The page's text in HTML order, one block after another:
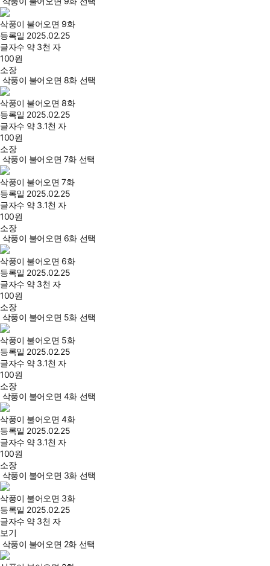
삭풍이 불어오면 9화
등록일 2025.02.25
글자수 약 3천 자
100원
소장
삭풍이 불어오면 8화 선택
삭풍이 불어오면 8화
등록일 2025.02.25
글자수 약 3.1천 자
100원
소장
삭풍이 불어오면 7화 선택
삭풍이 불어오면 7화
등록일 2025.02.25
글자수 약 3.1천 자
100원
소장
삭풍이 불어오면 6화 선택
삭풍이 불어오면 6화
등록일 2025.02.25
글자수 약 3천 자
100원
소장
삭풍이 불어오면 5화 선택
삭풍이 불어오면 5화
등록일 2025.02.25
글자수 약 3.1천 자
100원
소장
삭풍이 불어오면 4화 선택
삭풍이 불어오면 4화
등록일 2025.02.25
글자수 약 3.1천 자
100원
소장
삭풍이 불어오면 3화 선택
삭풍이 불어오면 3화
등록일 2025.02.25
글자수 약 3천 자
보기
삭풍이 불어오면 2화 선택